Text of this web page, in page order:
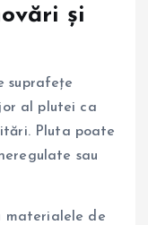
și
suprafețe
al plutei ca
Pluta poate
sau
materialele de